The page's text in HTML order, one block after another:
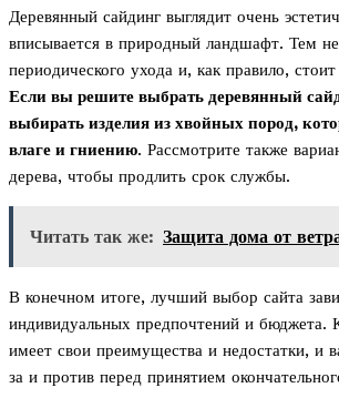
Деревянный сайдинг выглядит очень
вписывается в природный ландшафт. Тем
периодического ухода и, как правило,
Если вы решите выбрать деревянный
выбирать изделия из хвойных пород,
влаге и гниению. Рассмотрите также
дерева, чтобы продлить срок службы.
Читать так же: Защита дома от
В конечном итоге, лучший выбор сайта
индивидуальных предпочтений и бюджета.
имеет свои преимущества и недостатки, и
за и против перед принятием